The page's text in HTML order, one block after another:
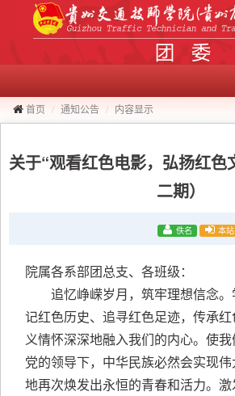
首页 通知公告 内容显示
关于“观看红色电影，弘扬红色
二期）
佚名 本站
院属各系部团总支、各班级：
追忆峥嵘岁月，筑牢理想信念
记红色历史、追寻红色足迹，传承
义情怀深深地融入我们的内心。使
党的领导下，中华民族必然会实现
地再次焕发出永恒的青春和活力。